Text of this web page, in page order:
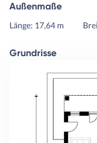
Außenmaße
Länge: 17,64 m
Grundrisse